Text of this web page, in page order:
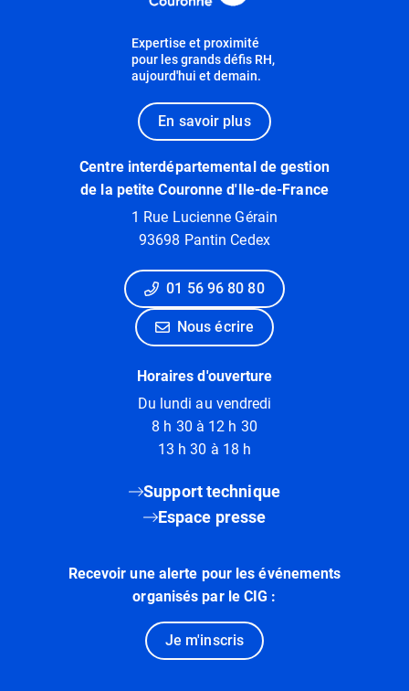
Expertise et proximité
pour les grands défis RH,
aujourd'hui et demain.
En savoir plus
Centre interdépartemental de gestion
de la petite Couronne d'Ile-de-France
1 Rue Lucienne Gérain
93698 Pantin Cedex
01 56 96 80 80
Nous écrire
Horaires d'ouverture
Du lundi au vendredi
8 h 30 à 12 h 30
13 h 30 à 18 h
Support technique
Espace presse
Recevoir une alerte pour les événements
organisés par le CIG :
Je m'inscris